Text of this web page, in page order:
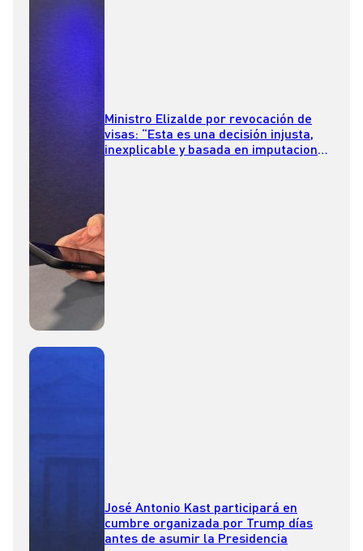
Ministro Elizalde por revocación de
visas: “Esta es una decisión injusta,
inexplicable y basada en imputaciones
José Antonio Kast participará en
cumbre organizada por Trump días
antes de asumir la Presidencia